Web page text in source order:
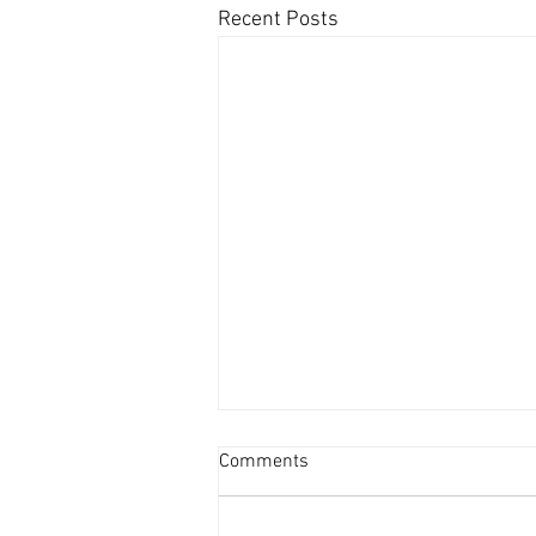
Recent Posts
資產重估派Vs防守現金流派
Comments